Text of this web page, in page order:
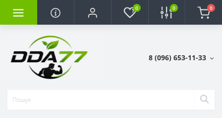
0 0 0
8 (096) 653-11-33